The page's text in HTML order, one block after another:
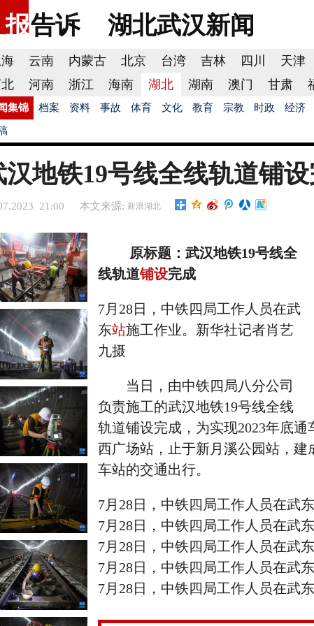
报告诉 湖北武汉新闻
云南 内蒙古 北京 台湾 吉林 四川 天津
河南 浙江 海南 湖北 湖南 澳门 甘肃
集锦 档案 资料 事故 体育 文化 教育 宗教 时政 经济
汉地铁19号线全线轨道铺
21:00 本文来源: 新浪湖北
原标题：武汉地铁19号线全
线轨道铺设完成
7月28日，中铁四局工作人员在武
东站施工作业。新华社记者肖艺
九摄
当日，由中铁四局八分公司
负责施工的武汉地铁19号线全线
轨道铺设完成，为实现2023年底
西广场站，止于新月溪公园站，
车站的交通出行。
7月28日，中铁四局工作人员在武
7月28日，中铁四局工作人员在武
7月28日，中铁四局工作人员在武
7月28日，中铁四局工作人员在武
7月28日，中铁四局工作人员在武